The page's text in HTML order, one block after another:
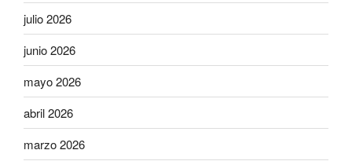
julio 2026
junio 2026
mayo 2026
abril 2026
marzo 2026